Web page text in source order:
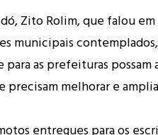
Zito Rolim, que falou
municipais
para as prefeituras possam
precisam melhorar e
entregues para os